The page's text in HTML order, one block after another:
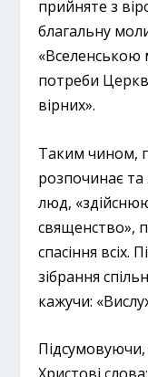
прийняте з
благальну
«Вселенською
потреби
вірних».
Таким чином,
розпочинає
люд,
священство»,
спасіння всіх.
зібрання
кажучи: